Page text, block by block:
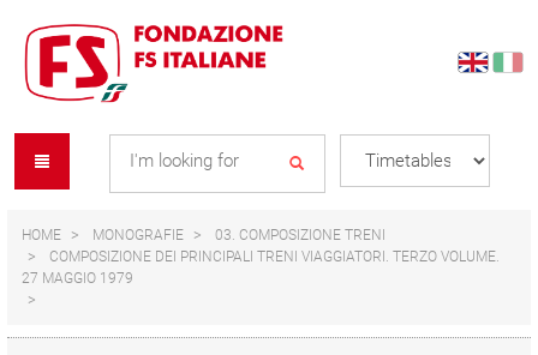
content
navigation
menu
HOME MONOGRAFIE
03. COMPOSIZIONE TRENI
COMPOSIZIONE DEI PRINCIPALI TRENI VIAGGIATORI. TERZO VOLUME.
27 MAGGIO 1979